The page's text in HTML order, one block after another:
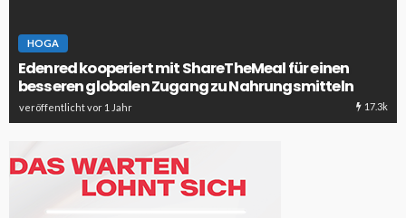
HOGA
Edenred kooperiert mit ShareTheMeal für einen
besseren globalen Zugang zu Nahrungsmitteln
veröffentlicht vor 1 Jahr 17.3k